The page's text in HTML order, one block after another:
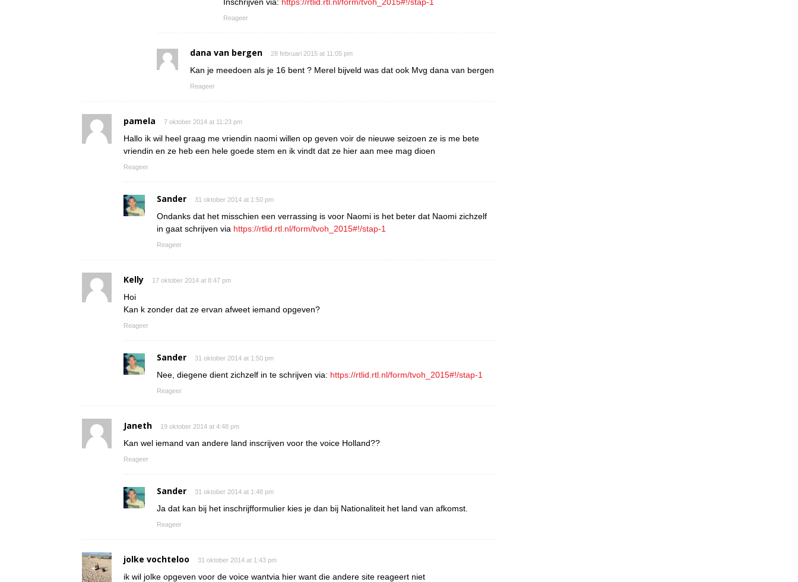
Reageer
dana van bergen 28 februari 2015 at 11:05 pm
Kan je meedoen als je 16 bent ? Merel bijveld was dat ook Mvg dana van bergen
Reageer
pamela 7 oktober 2014 at 11:23 pm
Hallo ik wil heel graag me vriendin naomi willen op geven voir de nieuwe seizoen ze is me bete
vriendin en ze heb een hele goede stem en ik vindt dat ze hier aan mee mag dioen
Reageer
Sander 31 oktober 2014 at 1:50 pm
Ondanks dat het misschien een verrassing is voor Naomi is het beter dat Naomi zichzelf
in gaat schrijven via https://rtlid.rtl.nl/form/tvoh_2015#!/stap-1
Reageer
Kelly 17 oktober 2014 at 8:47 pm
Hoi
Kan k zonder dat ze ervan afweet iemand opgeven?
Reageer
Sander 31 oktober 2014 at 1:50 pm
Nee, diegene dient zichzelf in te schrijven via: https://rtlid.rtl.nl/form/tvoh_2015#!/stap-1
Reageer
Janeth 19 oktober 2014 at 4:48 pm
Kan wel iemand van andere land inscrijven voor the voice Holland??
Reageer
Sander 31 oktober 2014 at 1:48 pm
Ja dat kan bij het inschrijfformulier kies je dan bij Nationaliteit het land van afkomst.
Reageer
jolke vochteloo 31 oktober 2014 at 1:43 pm
ik wil jolke opgeven voor de voice wantvia hier want die andere site reageert niet